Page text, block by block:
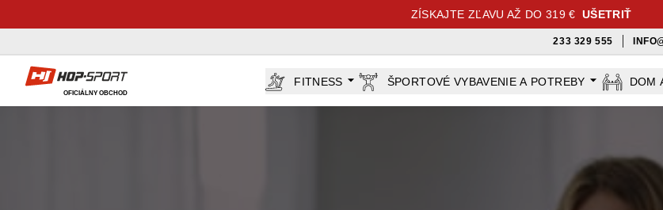
ZÍSKAJTE ZĽAVU AŽ DO 319 € UŠETRIŤ
233 329 555
Hop-Sport.sk
OFICIÁLNY OBCHOD
FITNESS ŠPORTOVÉ VYBAVENIE A POTREBY DOM